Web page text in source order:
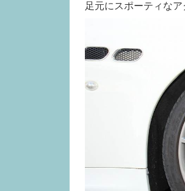
足元にスポーティな